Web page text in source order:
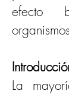
efecto
La